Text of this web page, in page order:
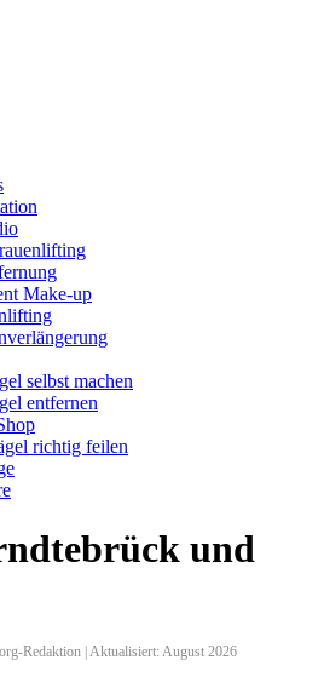
Make-up
selbst machen
entfernen
richtig feilen
und
Redaktion | Aktualisiert: August 2026